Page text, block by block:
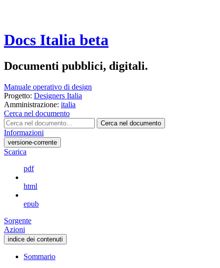
Docs Italia beta
Documenti pubblici, digitali.
Manuale operativo di design
Progetto: Designers Italia
Amministrazione: italia
Cerca nel documento
Cerca nel documento
Informazioni
versione-corrente
Scarica
pdf
html
epub
Sorgente
Azioni
indice dei contenuti
Sommario